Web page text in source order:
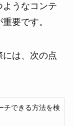
うなコンテ
要です。
は、次の点
チできる方法を検